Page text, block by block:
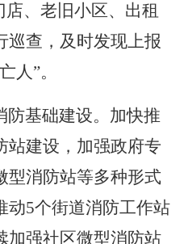
店、老旧小区、出租
巡查，及时发现上报
人”。
防基础建设。 加快推
站建设，加强政府专
型消防站等多种形式
动5个街道消防工作站
加强社区微型消防站